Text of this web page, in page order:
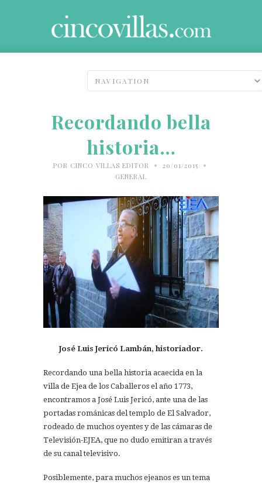
Recordando bella
historia…
POR CINCO VILLAS EDITOR • 20/01/2015 •
GENERAL
José Luis Jericó Lambán, historiador.
Recordando una bella historia acaecida en la
villa de Ejea de los Caballeros el año 1773,
encontramos a José Luis Jericó, ante una de las
portadas románicas del templo de El Salvador,
rodeado de muchos oyentes y de las cámaras de
Televisión-EJEA, que no dudo emitiran a través
de su canal televisivo.
Posiblemente, para muchos ejeanos es un tema